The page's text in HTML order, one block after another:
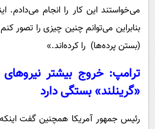
می‌خواستند این کار را انجام می‌دادم.
بنابراین می‌توانم چنین چیزی را تصور
(بستن پرده‌ها) را کرده‌اند.»
ترامپ: خروج بیشتر نیروهای
«گرینلند» بستگی دارد
رئیس جمهور آمریکا همچنین گفت اینکه